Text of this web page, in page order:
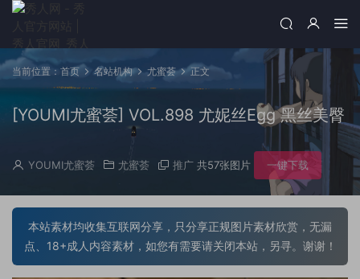
当前位置： 首页 名站机构 尤蜜荟 正文
[YOUMI尤蜜荟] VOL.898 尤妮丝Egg 黑丝美臀
YOUMI尤蜜荟 尤蜜荟 推广 共57张图片 一键下载
本站素材均收集互联网分享，只分享正规图片素材欣赏，无漏
点、18+成人内容素材，如您有需要请关闭本站，另寻。谢谢！